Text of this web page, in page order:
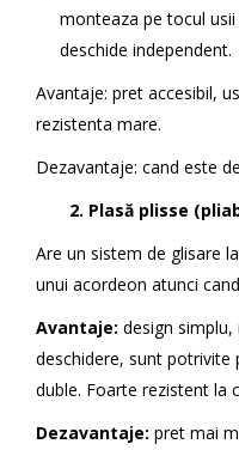
monteaza pe tocul
deschide independent.
Avantaje: pret accesibil,
rezistenta mare.
Dezavantaje: cand este
2. Plasă plisse
Are un sistem de glisare
unui acordeon atunci
Avantaje: design
deschidere, sunt potrivite
duble. Foarte rezistent la
Dezavantaje: pret mai